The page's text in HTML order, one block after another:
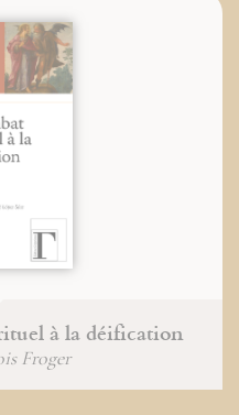
à la déification
Froger